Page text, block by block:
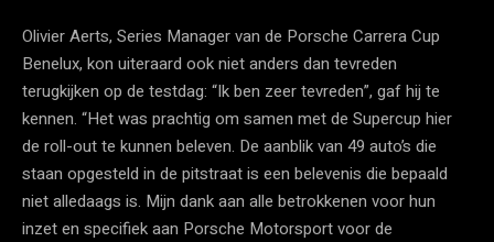
Olivier Aerts, Series Manager van de Porsche Carrera Cup
Benelux, kon uiteraard ook niet anders dan tevreden
terugkijken op de testdag: “Ik ben zeer tevreden”, gaf hij te
kennen. “Het was prachtig om samen met de Supercup hier
de roll-out te kunnen beleven. De aanblik van 49 auto’s die
staan opgesteld in de pitstraat is een belevenis die bepaald
niet alledaags is. Mijn dank aan alle betrokkenen voor hun
inzet en specifiek aan Porsche Motorsport voor de